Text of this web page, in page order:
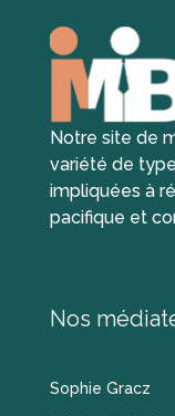
Notre site de
variété de
impliquées à
pacifique et
Nos
Sophie Gracz